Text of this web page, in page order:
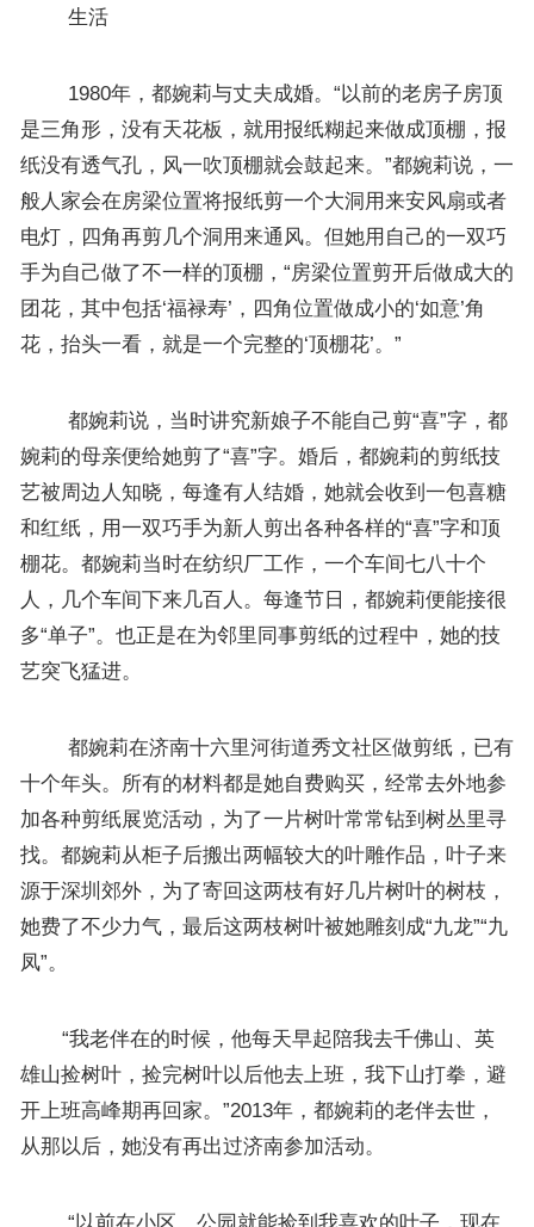
生活
1980年，都婉莉与丈夫成婚。“以前的老房子房顶
是三角形，没有天花板，就用报纸糊起来做成顶棚，报
纸没有透气孔，风一吹顶棚就会鼓起来。”都婉莉说，一
般人家会在房梁位置将报纸剪一个大洞用来安风扇或者
电灯，四角再剪几个洞用来通风。但她用自己的一双巧
手为自己做了不一样的顶棚，“房梁位置剪开后做成大的
团花，其中包括‘福禄寿’，四角位置做成小的‘如意’角
花，抬头一看，就是一个完整的‘顶棚花’。”
都婉莉说，当时讲究新娘子不能自己剪“喜”字，都
婉莉的母亲便给她剪了“喜”字。婚后，都婉莉的剪纸技
艺被周边人知晓，每逢有人结婚，她就会收到一包喜糖
和红纸，用一双巧手为新人剪出各种各样的“喜”字和顶
棚花。都婉莉当时在纺织厂工作，一个车间七八十个
人，几个车间下来几百人。每逢节日，都婉莉便能接很
多“单子”。也正是在为邻里同事剪纸的过程中，她的技
艺突飞猛进。
都婉莉在济南十六里河街道秀文社区做剪纸，已有
十个年头。所有的材料都是她自费购买，经常去外地参
加各种剪纸展览活动，为了一片树叶常常钻到树丛里寻
找。都婉莉从柜子后搬出两幅较大的叶雕作品，叶子来
源于深圳郊外，为了寄回这两枝有好几片树叶的树枝，
她费了不少力气，最后这两枝树叶被她雕刻成“九龙”“九
凤”。
“我老伴在的时候，他每天早起陪我去千佛山、英
雄山捡树叶，捡完树叶以后他去上班，我下山打拳，避
开上班高峰期再回家。”2013年，都婉莉的老伴去世，
从那以后，她没有再出过济南参加活动。
“以前在小区、公园就能捡到我喜欢的叶子，现在